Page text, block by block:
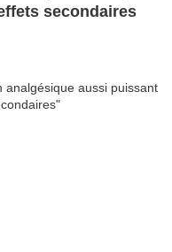
secondaires